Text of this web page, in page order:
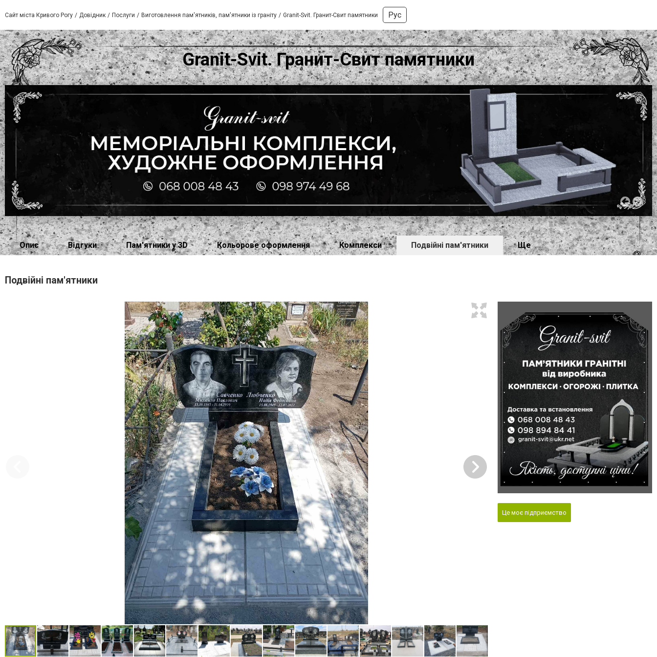
Сайт міста Кривого Рогу Довідник Послуги Виготовлення пам'ятників, пам'ятники із граніту Granit-Svit. Гранит-Свит памятники Рус
Granit-Svit. Гранит-Свит памятники
Опис Відгуки Пам'ятники у 3D Кольорове оформлення Комплекси Подвійні пам'ятники Ще
Подвійні пам'ятники
Це моє підприємство